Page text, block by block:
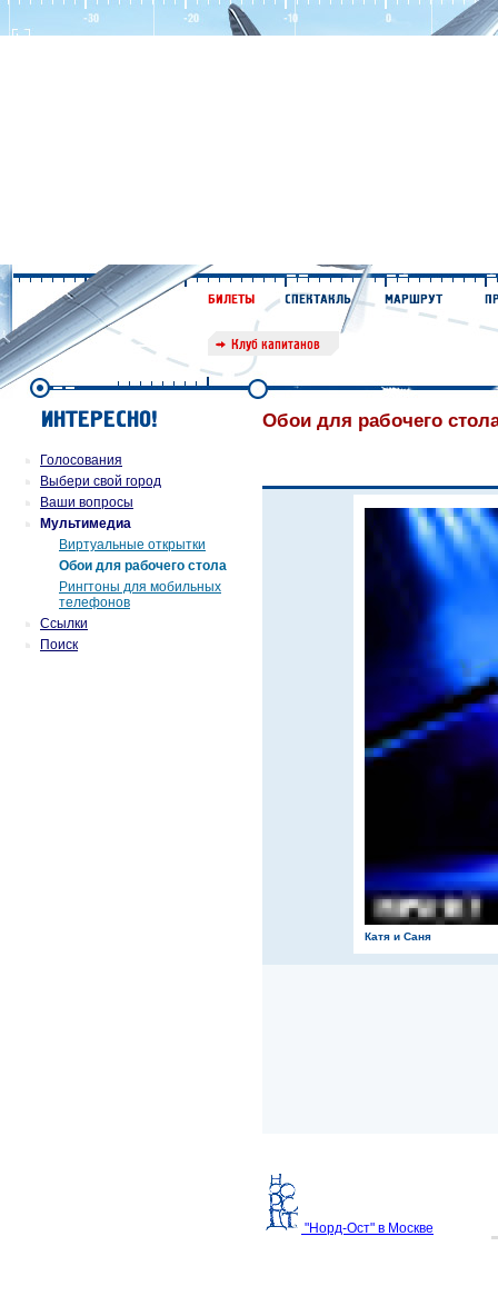
Голосования
Выбери свой город
Ваши вопросы
Мультимедиа
Виртуальные открытки
Обои для рабочего стола
Рингтоны для мобильных
телефонов
Ссылки
Поиск
Обои для рабочего
Катя и Саня
"Норд-Ост" в Москве